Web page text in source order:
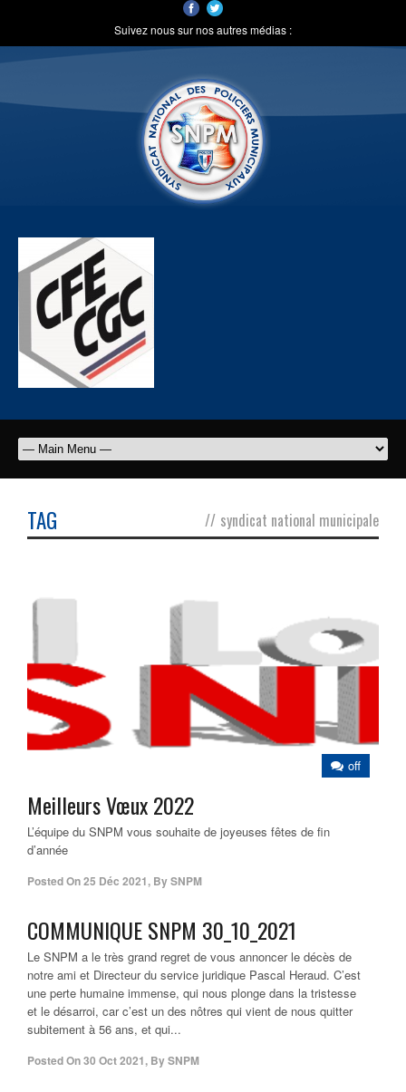
Suivez nous sur nos autres médias :
TAG // syndicat national municipale
off
Meilleurs Vœux 2022
L’équipe du SNPM vous souhaite de joyeuses fêtes de fin
d’année
Posted On25 Déc 2021, BySNPM
COMMUNIQUE SNPM 30_10_2021
Le SNPM a le très grand regret de vous annoncer le décès de
notre ami et Directeur du service juridique Pascal Heraud. C’est
une perte humaine immense, qui nous plonge dans la tristesse
et le désarroi, car c’est un des nôtres qui vient de nous quitter
subitement à 56 ans, et qui...
Posted On30 Oct 2021, BySNPM